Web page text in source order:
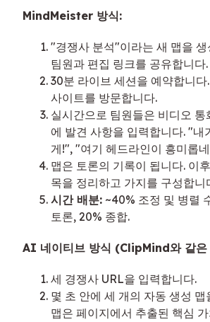
MindMeister 방식:
"경쟁사 분석"이라는 새 맵을 생
팀원과 편집 링크를 공유합니다.
30분 라이브 세션을 예약합니다
사이트를 방문합니다.
실시간으로 팀원들은 비디오 통
에 발견 사항을 입력합니다. "내
게!", "여기 헤드라인이 흥미롭
맵은 토론의 기록이 됩니다. 이
목을 정리하고 가지를 구성합니
시간 배분: ~40% 조정 및 병렬
토론, 20% 종합.
AI 네이티브 방식 (ClipMind와 같은
세 경쟁사 URL을 입력합니다.
몇 초 안에 세 개의 자동 생성
맵은 페이지에서 추출된 핵심